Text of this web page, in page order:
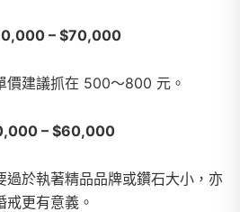
– $70,000
價建議抓在 500～800 元。
– $60,000
過於執著精品品牌或鑽石大小，亦
更有意義。